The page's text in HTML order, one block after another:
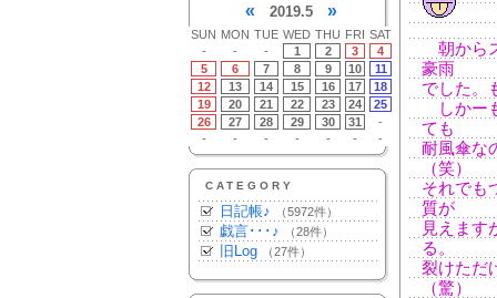
« 2019.5 »
SUN MON TUE WED THU FRI SAT
-
- - 1 2 3
4
5
6 7 8 9 10
11
12
13 14 15 16 17
18
19
20 21 22 23 24
25
26
27 28 29 30 31
-
-
- - - - - -
CATEGORY
日記帳♪ （5972件）
戯言･･･♪ （28件）
旧Log （27件）
朝から
豪雨
でした。
しかー
ても
耐風傘な
（笑）
それでも
質が
見えます
る。
裂けただ
（驚）